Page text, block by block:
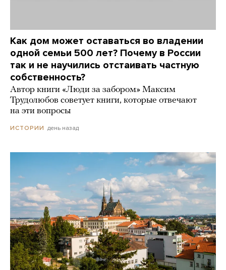
Как дом может оставаться во владении
одной семьи 500 лет? Почему в России
так и не научились отстаивать частную
собственность?
Автор книги «Люди за забором» Максим
Трудолюбов советует книги, которые отвечают
на эти вопросы
ИСТОРИИ день назад